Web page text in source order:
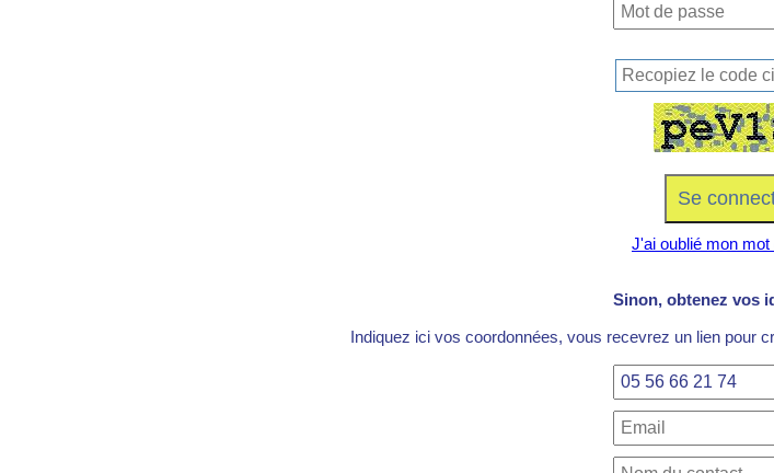
J'ai oublié mon
Sinon, obtenez vos
Indiquez ici vos coordonnées, vous recevrez un lien pour